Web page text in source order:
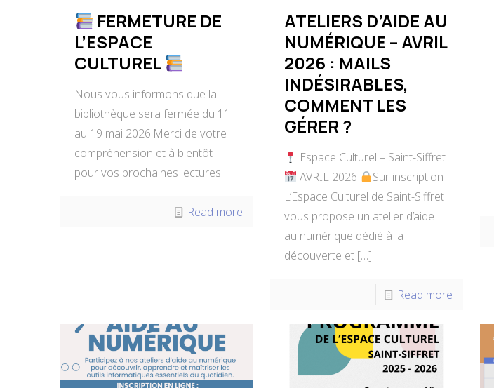
FERMETURE DE
L’ESPACE
CULTUREL
Nous vous informons que la
bibliothèque sera fermée du 11
au 19 mai 2026.Merci de votre
compréhension et à bientôt
pour vos prochaines lectures !
Read more
ATELIERS D’AIDE AU
NUMÉRIQUE – AVRIL
2026 : MAILS
INDÉSIRABLES,
COMMENT LES
GÉRER ?
Espace Culturel – Saint-Siffret
AVRIL 2026
Sur inscription
L’Espace Culturel de Saint-Siffret
vous propose un atelier d’aide
au numérique dédié à la
découverte et[…]
Read more